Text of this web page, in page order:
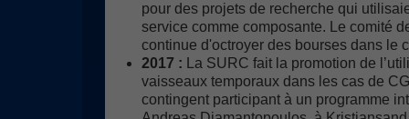
pour des projets de recherche qui
service comme composante. Le comité
continue d'octroyer des bourses dans le
2017 :
La SURC fait la promotion de
vaisseaux temporaux dans les cas de
contingent participant à un programme